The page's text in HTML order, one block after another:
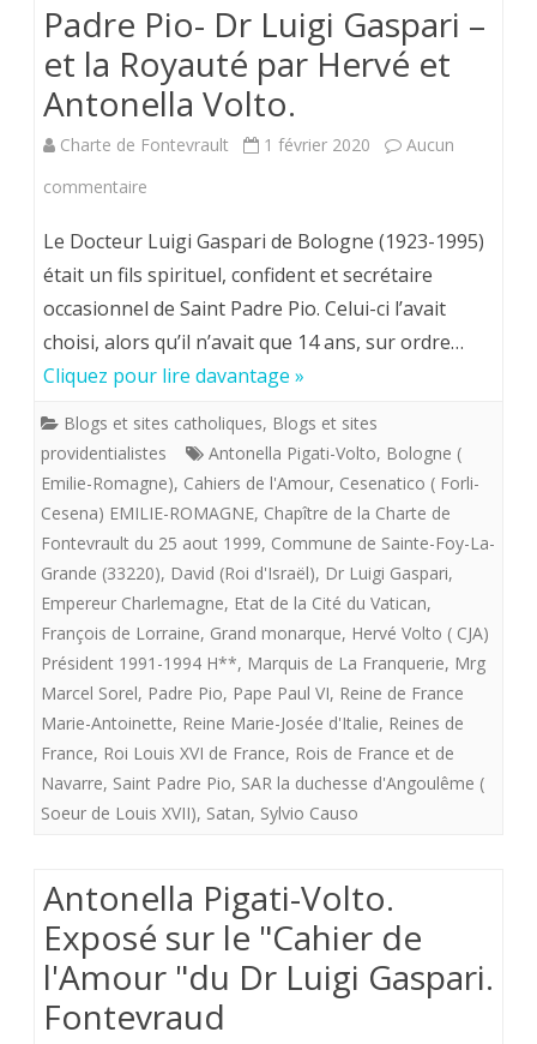
correcte).
Padre Pio- Dr Luigi Gaspari –
et la Royauté par Hervé et
Antonella Volto.
Charte de Fontevrault 1 février 2020
Aucun
commentaire
Pio-
Dr
Luigi
et
la
Royauté
par
et
Antonella
Volto.
Le Docteur Luigi Gaspari de Bologne (1923-1995)
était un fils spirituel, confident et secrétaire
occasionnel de Saint Padre Pio. Celui-ci l’avait
choisi, alors qu’il n’avait que 14 ans, sur ordre…
Cliquez pour lire davantage »
Blogs et sites catholiques, Blogs et sites
providentialistes
Antonella Pigati-Volto, Bologne (
Emilie-Romagne), Cahiers de l'Amour, Cesenatico ( Forli-
Cesena) EMILIE-ROMAGNE, Chapître de la Charte de
Fontevrault du 25 aout 1999, Commune de Sainte-Foy-La-
Grande (33220), David (Roi d'Israël), Dr Luigi Gaspari,
Empereur Charlemagne, Etat de la Cité du Vatican,
François de Lorraine, Grand monarque, Hervé Volto ( CJA)
Président 1991-1994 H**, Marquis de La Franquerie, Mrg
Marcel Sorel, Padre Pio, Pape Paul VI, Reine de France
Marie-Antoinette, Reine Marie-Josée d'Italie, Reines de
France, Roi Louis XVI de France, Rois de France et de
Navarre, Saint Padre Pio, SAR la duchesse d'Angoulême (
Soeur de Louis XVII), Satan, Sylvio Causo
Antonella Pigati-Volto.
Exposé sur le "Cahier de
l'Amour "du Dr Luigi Gaspari.
Fontevraud